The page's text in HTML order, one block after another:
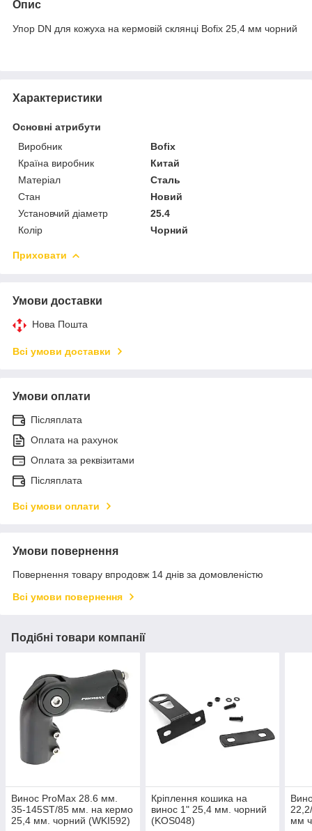
Опис
Упор DN для кожуха на кермовій склянці Bofix 25,4 мм чорний
Характеристики
Основні атрибути
Виробник
Bofix
Країна виробник
Китай
Матеріал
Сталь
Стан
Новий
Установчий діаметр
25.4
Колір
Чорний
Приховати
Умови доставки
Нова Пошта
Всі умови доставки
Умови оплати
Післяплата
Оплата на рахунок
Оплата за реквізитами
Післяплата
Всі умови оплати
Умови повернення
Повернення товару впродовж 14 днів за домовленістю
Всі умови повернення
Подібні товари компанії
Винос ProMax 28.6 мм.
35-145ST/85 мм. на кермо
25,4 мм. чорний (WKI592)
Кріплення кошика на
винос 1" 25,4 мм. чорний
(KOS048)
мм